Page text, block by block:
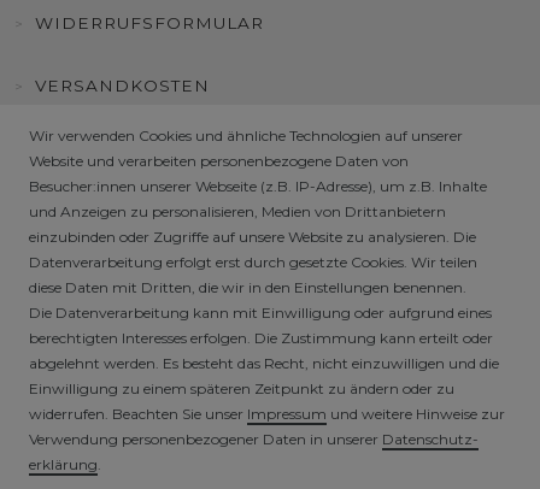
WIDERRUFSFORMULAR
VERSANDKOSTEN
KUNDENINFORMATIONEN
FAQ
HÄNDLER / B2B SHOP
SICHERE ZAHLARTEN
Wir verwenden Cookies und ähnliche Technologien auf unserer
Website und verarbeiten personenbezogene Daten von
Besucher:innen unserer Webseite (z.B. IP-Adresse), um z.B. Inhalte
und Anzeigen zu personalisieren, Medien von Drittanbietern
einzubinden oder Zugriffe auf unsere Website zu analysieren. Die
Datenverarbeitung erfolgt erst durch gesetzte Cookies. Wir teilen
diese Daten mit Dritten, die wir in den Einstellungen benennen.
Die Datenverarbeitung kann mit Einwilligung oder aufgrund eines
berechtigten Interesses erfolgen. Die Zustimmung kann erteilt oder
abgelehnt werden. Es besteht das Recht, nicht einzuwilligen und die
Einwilligung zu einem späteren Zeitpunkt zu ändern oder zu
widerrufen. Beachten Sie unser Impressum und weitere Hinweise zur
Verwendung personenbezogener Daten in unserer Daten­schutz­
erklärung.